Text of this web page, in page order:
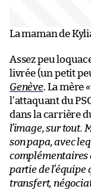
La maman de
Assez peu
livrée (un petit
Genève. La mère
l’attaquant du
dans la carrière
l’image, sur tout.
son papa, avec
complémentaires
partie de l’équipe
transfert,